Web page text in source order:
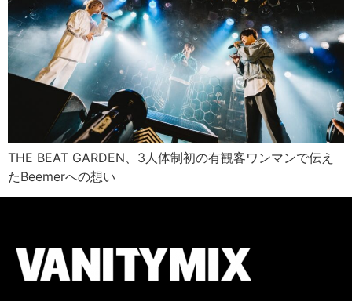
THE BEAT GARDEN、3人体制初の有観客ワンマンで伝え
たBeemerへの想い